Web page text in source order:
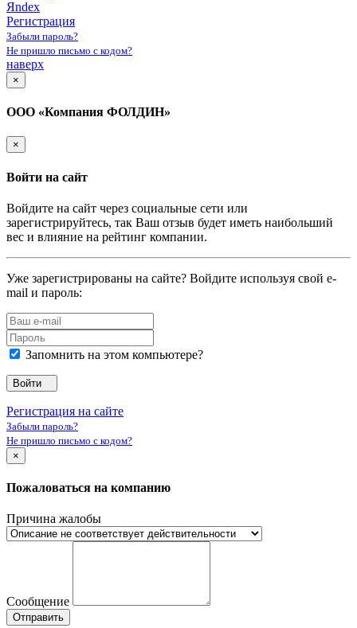
Яndex
Регистрация
Забыли пароль?
Не пришло письмо с кодом?
наверх
×
ООО «Компания ФОЛДИН»
×
Войти на сайт
Войдите на сайт через социальные сети или
зарегистрируйтесь, так Ваш отзыв будет иметь наибольший
вес и влияние на рейтинг компании.
Уже зарегистрированы на сайте? Войдите используя свой e-
mail и пароль:
Запомнить на этом компьютере?
Войти
Регистрация на сайте
Забыли пароль?
Не пришло письмо с кодом?
×
Пожаловаться на компанию
Причина жалобы
Сообщение
Отправить